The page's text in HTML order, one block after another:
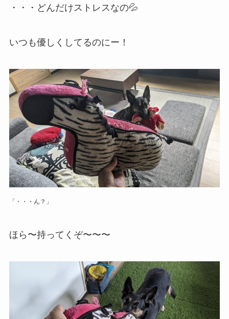
・・・どんだけストレスなの💦
いつも優しくしてるのにー！
「・・・ん？」
ほら〜持ってくぞ〜〜〜